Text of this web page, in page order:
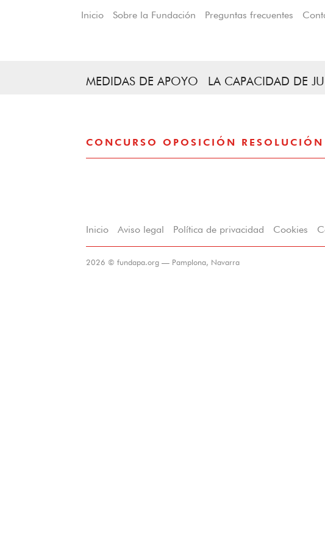
Inicio Sobre la Fundación Preguntas frecuentes
MEDIDAS DE APOYO LA CAPACIDAD DE
CONCURSO OPOSICIÓN
Inicio Aviso legal Política de privacidad Cookies
2026 © fundapa.org — Pamplona, Navarra